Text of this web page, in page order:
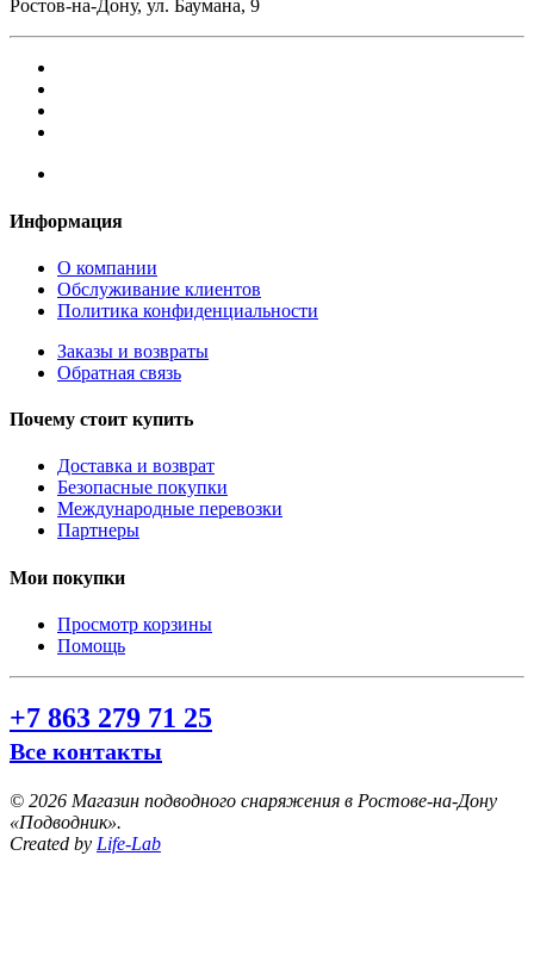
Ростов-на-Дону, ул. Баумана, 9
Информация
О компании
Обслуживание клиентов
Политика конфиденциальности
Заказы и возвраты
Обратная связь
Почему стоит купить
Доставка и возврат
Безопасные покупки
Международные перевозки
Партнеры
Мои покупки
Просмотр корзины
Помощь
+7 863 279 71 25
Все контакты
© 2026 Магазин подводного снаряжения в Ростове-на-Дону
«Подводник».
Created by Life-Lab